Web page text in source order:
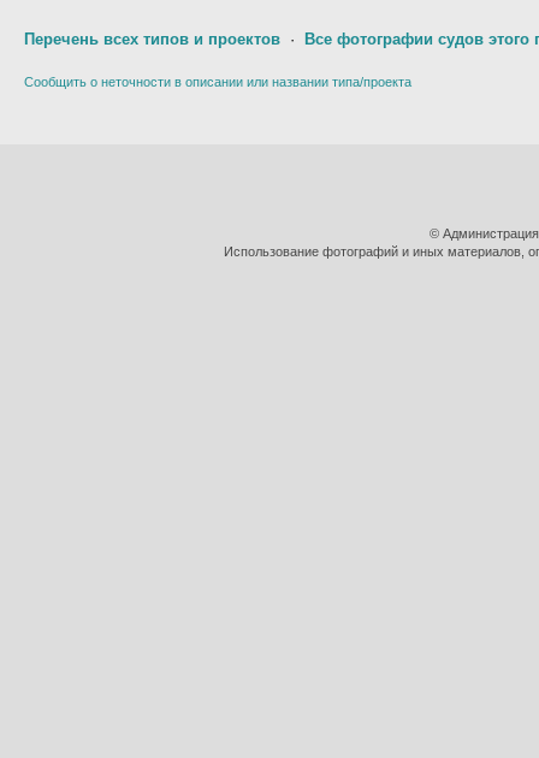
Перечень всех типов и проектов · Все фотографии судов этого
Сообщить о неточности в описании или названии типа/проекта
©
Использование фотографий и иных материалов,